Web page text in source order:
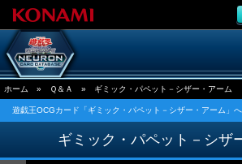
ホーム » Ｑ＆Ａ » ギミック・パペット－シザー・アーム
遊戯王OCGカード「ギミック・パペット－シザー・アーム」へ
ギミック・パペット－シザ